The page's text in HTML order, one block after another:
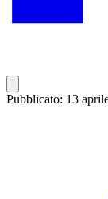
Pubblicato: 13